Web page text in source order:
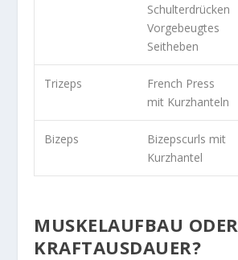
Schulterdrücken
Vorgebeugtes
Seitheben
Trizeps
French Press
mit Kurzhanteln
Bizeps
Bizepscurls mit
Kurzhantel
MUSKELAUFBAU ODER
KRAFTAUSDAUER?